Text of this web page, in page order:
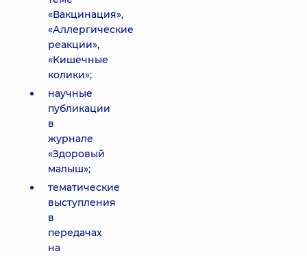
«Вакцинация»,
«Аллергические
реакции»,
«Кишечные
колики»;
научные
публикации
в
журнале
«Здоровый
малыш»;
тематические
выступления
в
передачах
на